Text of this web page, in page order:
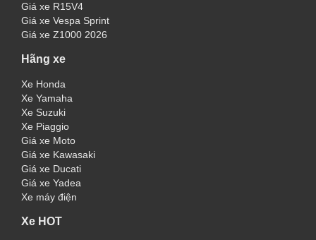
Giá xe R15V4
Giá xe Vespa Sprint
Giá xe Z1000 2026
Hãng xe
Xe Honda
Xe Yamaha
Xe Suzuki
Xe Piaggio
Giá xe Moto
Giá xe Kawasaki
Giá xe Ducati
Giá xe Yadea
Xe máy điện
Xe HOT